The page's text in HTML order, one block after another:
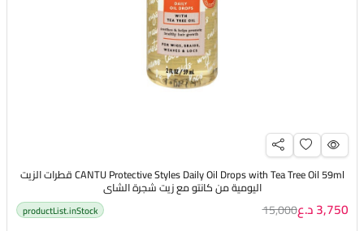
CANTU Protective Styles Daily Oil Drops with Tea Tree Oil 59ml قطرات الزيت
اليومية من كانتو مع زيت شجرة الشاي
3,750 د.ع 15,000
productList.inStock